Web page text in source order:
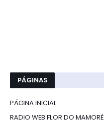
PÁGINAS
PÁGINA INICIAL
RADIO WEB FLOR DO MAMORÉ